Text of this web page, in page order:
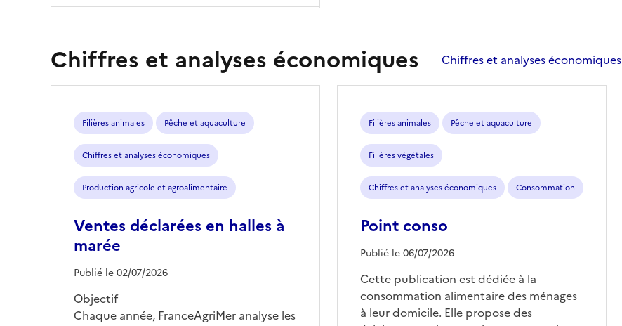
Chiffres et analyses économiques Chiffres et analyses économiques
Filières animales Pêche et aquaculture
Chiffres et analyses économiques
Production agricole et agroalimentaire
Ventes déclarées en halles à
marée
Publié le 02/07/2026
Objectif
Chaque année, FranceAgriMer analyse les
Filières animales Pêche et aquaculture
Filières végétales
Chiffres et analyses économiques Consommation
Point conso
Publié le 06/07/2026
Cette publication est dédiée à la
consommation alimentaire des ménages
à leur domicile. Elle propose des